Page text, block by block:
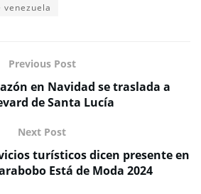
venezuela
Previous Post
en Navidad se traslada a
de Santa Lucía
Next Post
turísticos dicen presente en
Está de Moda 2024